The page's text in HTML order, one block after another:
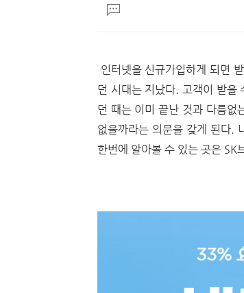
댓
글
인터넷을 신규가입하게 되면
던 시대는 지났다. 고객이 받을
던 때는 이미 끝난 것과 다름없
없을까라는 의문을 갖게 된다.
한번에 알아볼 수 있는 곳은 SK